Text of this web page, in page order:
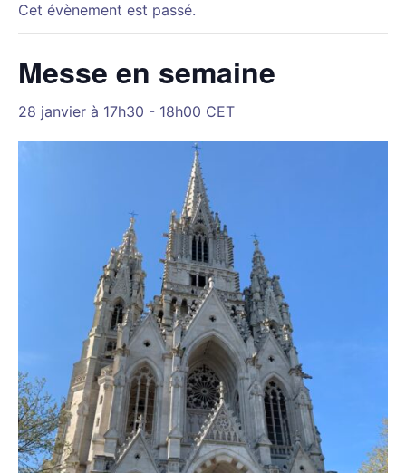
Cet évènement est passé.
Messe en semaine
28 janvier à 17h30 - 18h00 CET